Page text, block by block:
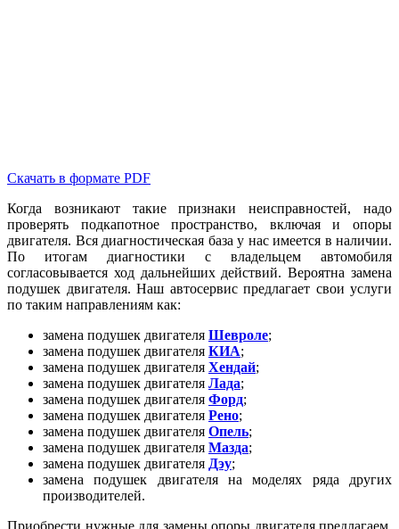
Скачать в формате PDF
Когда возникают такие признаки неисправностей, надо
проверять подкапотное пространство, включая и опоры
двигателя. Вся диагностическая база у нас имеется в наличии.
По итогам диагностики с владельцем автомобиля
согласовывается ход дальнейших действий. Вероятна замена
подушек двигателя. Наш автосервис предлагает свои услуги
по таким направлениям как:
замена подушек двигателя Шевроле;
замена подушек двигателя КИА;
замена подушек двигателя Хендай;
замена подушек двигателя Лада;
замена подушек двигателя Форд;
замена подушек двигателя Рено;
замена подушек двигателя Опель;
замена подушек двигателя Мазда;
замена подушек двигателя Дэу;
замена подушек двигателя на моделях ряда других
производителей.